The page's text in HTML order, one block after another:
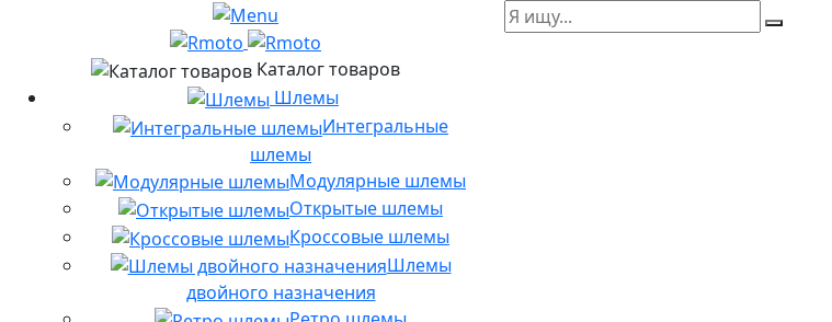
Каталог товаров
Шлемы
Интегральные
шлемы
Модулярные шлемы
Открытые шлемы
Кроссовые шлемы
Шлемы
двойного назначения